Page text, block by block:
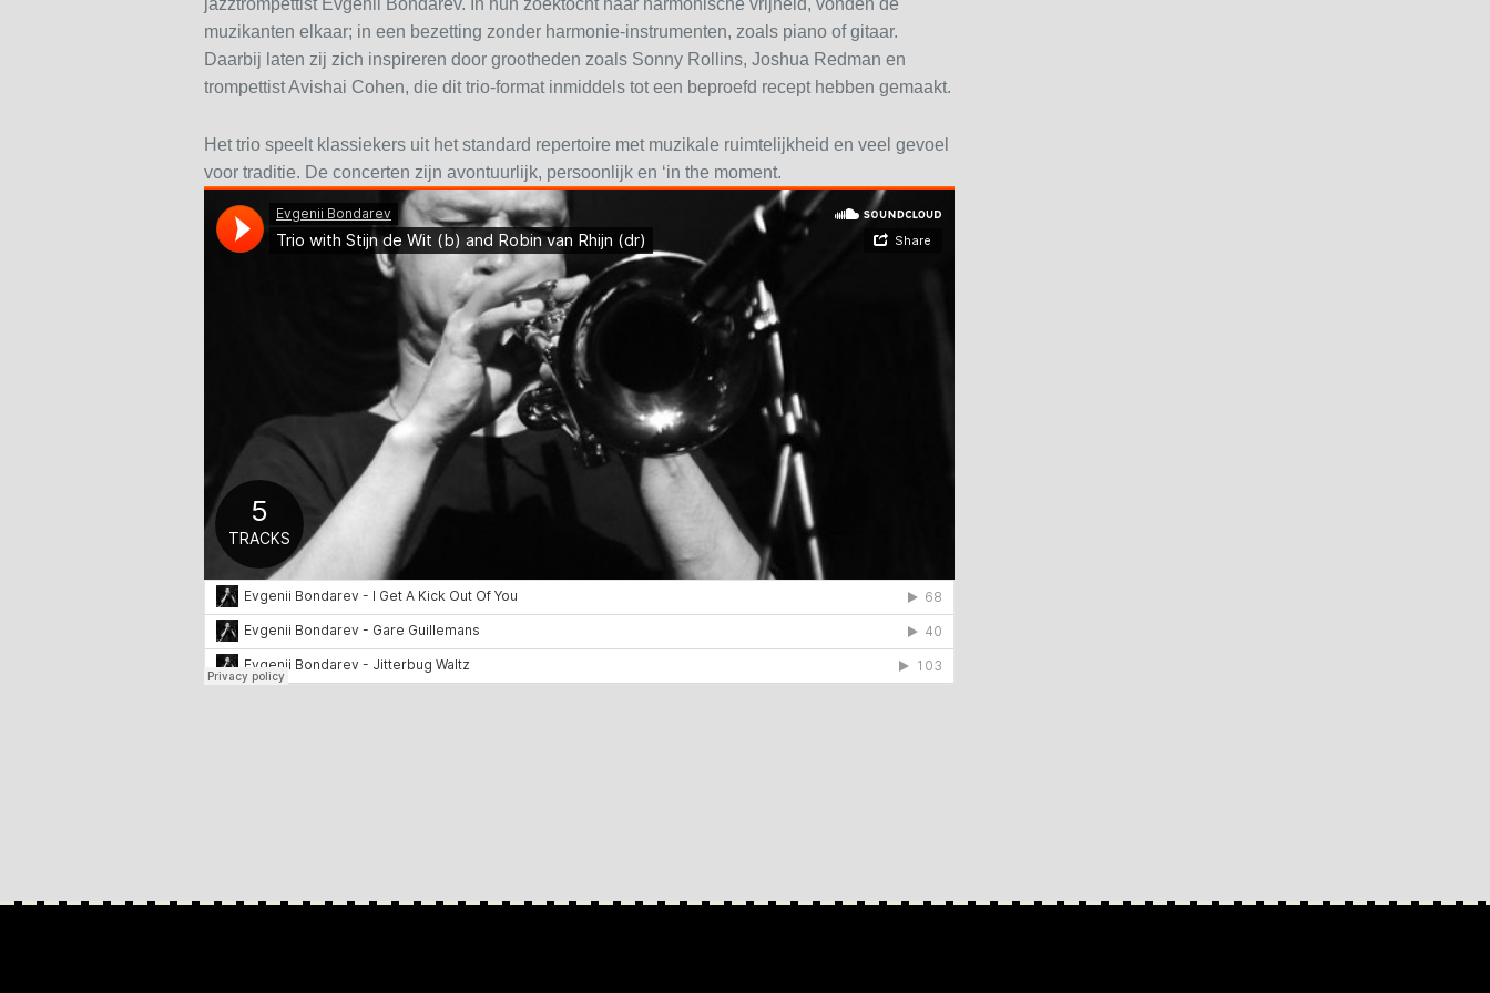
jazztrompettist Evgenii Bondarev. In hun zoektocht naar harmonische vrijheid, vonden de
muzikanten elkaar; in een bezetting zonder harmonie-instrumenten, zoals piano of gitaar.
Daarbij laten zij zich inspireren door grootheden zoals Sonny Rollins, Joshua Redman en
trompettist Avishai Cohen, die dit trio-format inmiddels tot een beproefd recept hebben gemaakt.
Het trio speelt klassiekers uit het standard repertoire met muzikale ruimtelijkheid en veel gevoel
voor traditie. De concerten zijn avontuurlijk, persoonlijk en ‘in the moment.